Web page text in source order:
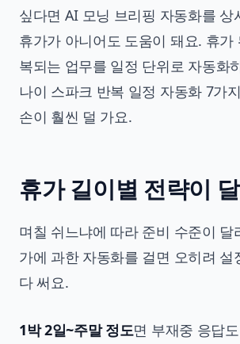
싶다면 AI 모닝 브리핑 자동화를 상
휴가가 아니어도 도움이 돼요. 휴가
복되는 업무를 일정 단위로 자동화
나이 스파크 반복 일정 자동화 7가지
손이 훨씬 덜 가요.
휴가 길이별 전략이
며칠 쉬느냐에 따라 준비 수준이 달
가에 과한 자동화를 걸면 오히려 설
다 써요.
1박 2일~주말 정도면 부재중 응답